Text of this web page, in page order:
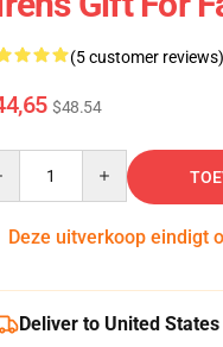
(5 customer reviews)
$48.54
Deze uitverkoop eindigt
Deliver to United States